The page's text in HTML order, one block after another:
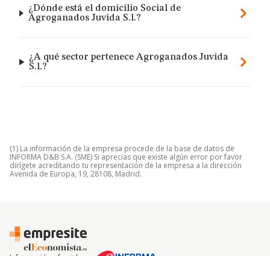
¿Dónde está el domicilio Social de
Agroganados Juvida S.l.?
¿A qué sector pertenece Agroganados Juvida
S.l.?
(1) La información de la empresa procede de la base de datos de
INFORMA D&B S.A. (SME) Si aprecias que existe algún error por favor
dirígete acreditando tu representación de la empresa a la dirección
Avenida de Europa, 19, 28108, Madrid.